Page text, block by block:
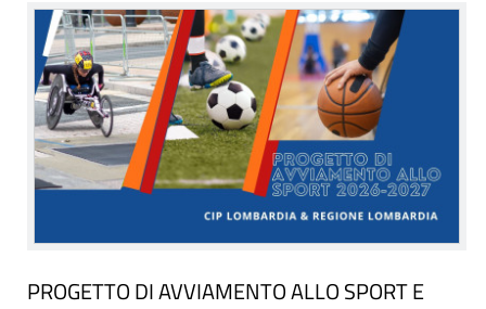
PROGETTO DI AVVIAMENTO ALLO SPORT E